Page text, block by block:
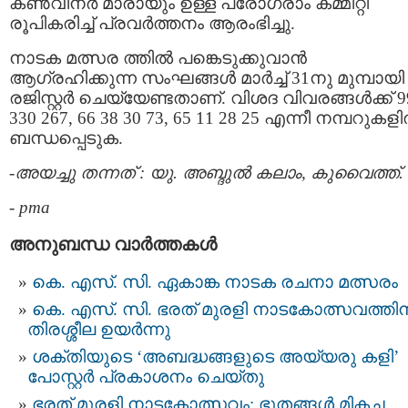
രൂപികരിച്ച് പ്രവര്‍ത്തനം ആരംഭിച്ചു.
നാടക മത്സര ത്തില്‍ പങ്കെടുക്കുവാന്‍
ആഗ്രഹിക്കുന്ന സംഘങ്ങള്‍ മാര്‍ച്ച് 31നു മുമ്പായി
രജിസ്റ്റര്‍ ചെയ്യേണ്ടതാണ്. വിശദ വിവരങ്ങള്‍ക്ക്
330 267, 66 38 30 73, 65 11 28 25 എന്നീ
ബന്ധപ്പെടുക.
-അയച്ചു തന്നത് : യു. അബ്ദുല്‍ കലാം, കുവൈത്ത്‌.
- pma
അനുബന്ധ വാര്‍ത്തകള്‍
കെ. എസ്. സി. ഏകാങ്ക നാടക രചനാ മത്സരം
കെ. എസ്. സി. ഭരത് മുരളി
തിരശ്ശീല ഉയർന്നു
ശക്തിയുടെ ‘അബദ്ധങ്ങളുടെ അയ്യരു കളി’
പോസ്റ്റർ പ്രകാശനം ചെയ്തു
ഭരത് മുരളി നാടകോത്സവം: ഭൂതങ്ങൾ മികച്ച